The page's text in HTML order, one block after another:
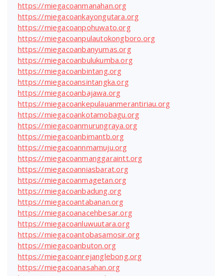
https://miegacoanmanahan.org
https://miegacoankayongutara.org
https://miegacoanpohuwato.org
https://miegacoanpulautokongboro.org
https://miegacoanbanyumas.org
https://miegacoanbulukumba.org
https://miegacoanbintang.org
https://miegacoansintangka.org
https://miegacoanbajawa.org
https://miegacoankepulauanmerantiriau.org
https://miegacoankotamobagu.org
https://miegacoanmurungraya.org
https://miegacoanbimantb.org
https://miegacoannmamuju.org
https://miegacoanmanggaraintt.org
https://miegacoanniasbarat.org
https://miegacoanmagetan.org
https://miegacoanbadung.org
https://miegacoantabanan.org
https://miegacoanacehbesar.org
https://miegacoanluwuutara.org
https://miegacoantobasamosir.org
https://miegacoanbuton.org
https://miegacoanrejanglebong.org
https://miegacoanasahan.org